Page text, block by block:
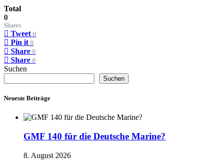
Total
0
Shares
Tweet 0
Pin it 0
Share 0
Share 0
Suchen
Suchen
Neueste Beiträge
GMF 140 für die Deutsche Marine?
8. August 2026